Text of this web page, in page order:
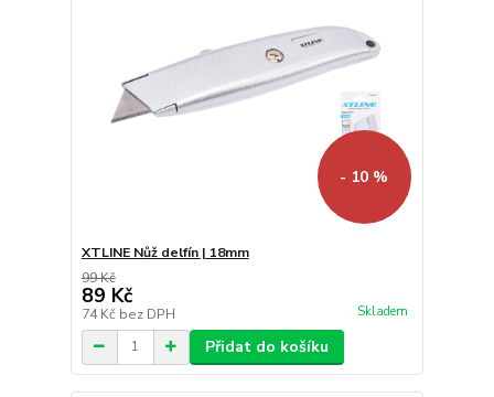
- 10 %
XTLINE Nůž delfín | 18mm
99 Kč
89 Kč
74 Kč bez DPH Skladem
Přidat do košíku